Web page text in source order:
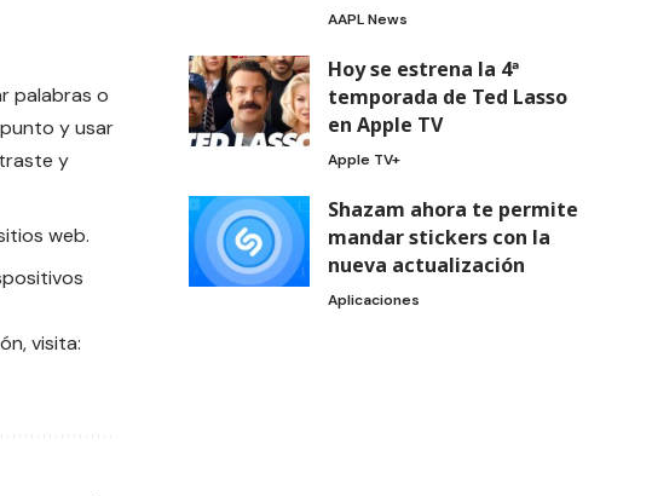
palabras o
y usar
y
web.
visita:
AAPL News
Hoy se estrena la 4ª
temporada de Ted Lasso
en Apple TV
Apple TV+
Shazam ahora te permite
mandar stickers con la
nueva actualización
Aplicaciones